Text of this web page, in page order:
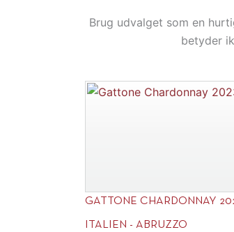
Brug udvalget som en
betyder
GATTONE CHARDONNAY
ITALIEN - ABRUZZO